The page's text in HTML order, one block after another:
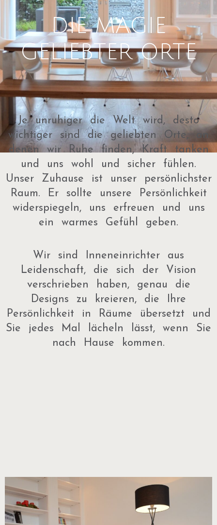
DIE MAGIE
GELIEBTER ORTE
Je unruhiger die Welt wird, desto
wichtiger sind die geliebten Orte, an
denen wir Ruhe finden, Kraft tanken
und uns wohl und sicher fühlen.
Unser Zuhause ist unser persönlichster
Raum. Er sollte unsere Persönlichkeit
widerspiegeln, uns erfreuen und uns
ein warmes Gefühl geben.
Wir sind Inneneinrichter aus
Leidenschaft, die sich der Vision
verschrieben haben, genau die
Designs zu kreieren, die Ihre
Persönlichkeit in Räume übersetzt und
Sie jedes Mal lächeln lässt, wenn Sie
nach Hause kommen.